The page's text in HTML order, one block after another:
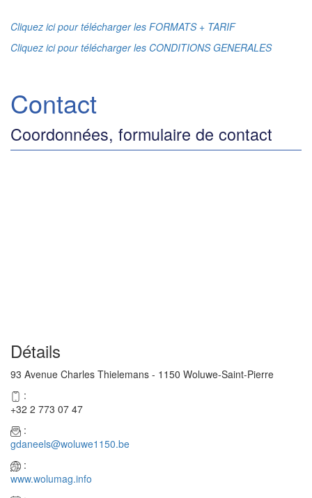
Cliquez ici pour télécharger les FORMATS + TARIF
Cliquez ici pour télécharger les CONDITIONS GENERALES
Contact
Coordonnées, formulaire de contact
Détails
93 Avenue Charles Thielemans - 1150 Woluwe-Saint-Pierre
:
+32 2 773 07 47
:
gdaneels@woluwe1150.be
:
www.wolumag.info